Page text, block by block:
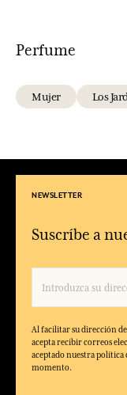
Perfume
Mujer Los
NEWSLETTER
Suscríbe a
Al facilitar su dirección
acepta recibir correos
aceptado nuestra política
momento.